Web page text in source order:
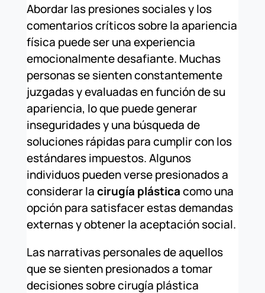
Abordar las presiones sociales y los
comentarios críticos sobre la apariencia
física puede ser una experiencia
emocionalmente desafiante. Muchas
personas se sienten constantemente
juzgadas y evaluadas en función de su
apariencia, lo que puede generar
inseguridades y una búsqueda de
soluciones rápidas para cumplir con los
estándares impuestos. Algunos
individuos pueden verse presionados a
considerar lacirugía plásticacomo una
opción para satisfacer estas demandas
externas y obtener la aceptación social.
Las narrativas personales de aquellos
que se sienten presionados a tomar
decisiones sobre cirugía plástica